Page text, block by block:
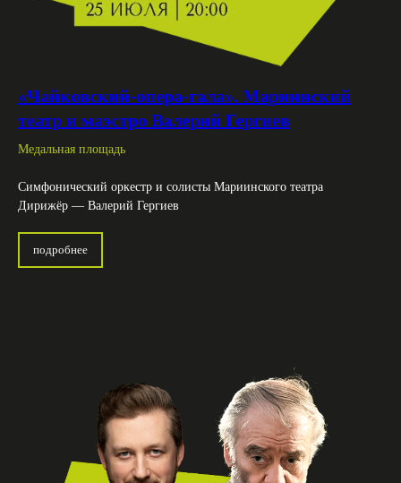
«Чайковский-опера-гала». Мариинский
театр и маэстро Валерий Гергиев
Медальная площадь
Симфонический оркестр и солисты Мариинского театра
Дирижёр — Валерий Гергиев
подробнее